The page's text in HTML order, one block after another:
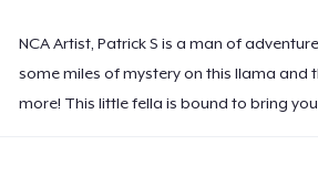
NCA Artist, Patrick S is a man of
some miles of mystery on this llama and
more! This little fella is bound to bring